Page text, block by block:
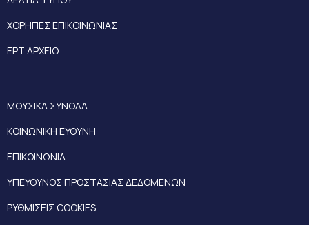
ΧΟΡΗΓΙΕΣ ΕΠΙΚΟΙΝΩΝΙΑΣ
ΕΡΤ ΑΡΧΕΙΟ
ΜΟΥΣΙΚΑ ΣΥΝΟΛΑ
ΚΟΙΝΩΝΙΚΗ ΕΥΘΥΝΗ
ΕΠΙΚΟΙΝΩΝΙΑ
ΥΠΕΥΘΥΝΟΣ ΠΡΟΣΤΑΣΙΑΣ ΔΕΔΟΜΕΝΩΝ
ΡΥΘΜΙΣΕΙΣ COOKIES